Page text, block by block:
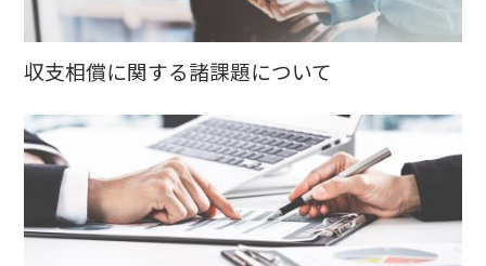
収支相償に関する諸課題について